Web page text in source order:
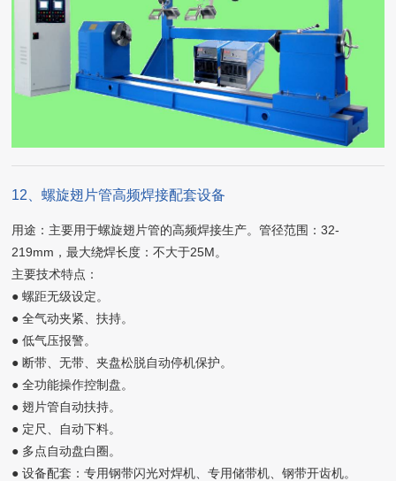
12、螺旋翅片管高频焊接配套设备
用途：主要用于螺旋翅片管的高频焊接生产。管径范围：32-
219mm，最大绕焊长度：不大于25M。
主要技术特点：
● 螺距无级设定。
● 全气动夹紧、扶持。
● 低气压报警。
● 断带、无带、夹盘松脱自动停机保护。
● 全功能操作控制盘。
● 翅片管自动扶持。
● 定尺、自动下料。
● 多点自动盘白圈。
● 设备配套：专用钢带闪光对焊机、专用储带机、钢带开齿机。